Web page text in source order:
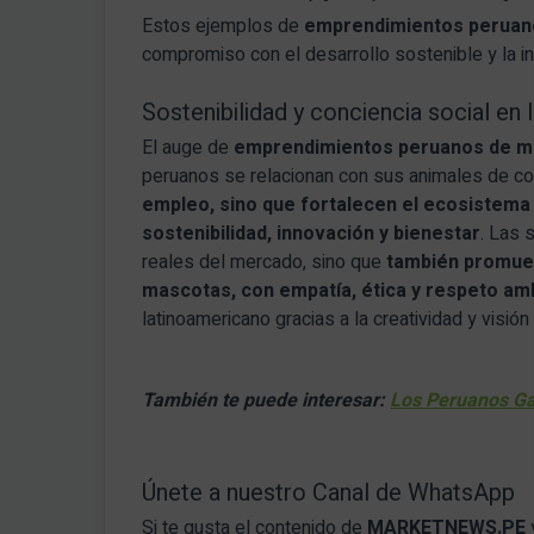
Estos ejemplos de emprendimientos
compromiso con el desarrollo sostenible y la
Sostenibilidad y conciencia social
El auge de emprendimientos peruanos de
peruanos se relacionan con sus animales de
empleo, sino que fortalecen el
sostenibilidad, innovación y bienestar. Las
reales del mercado, sino que también
mascotas, con empatía, ética y respeto
latinoamericano gracias a la creatividad y
También te puede interesar:Los Peruanos
Únete a nuestro Canal de WhatsApp
Si te gusta el contenido de MARKETNEWS.PE